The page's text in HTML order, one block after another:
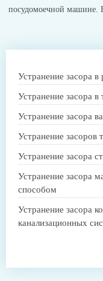
посудомоечной машине.
Устранение засора в
Устранение засора в
Устранение засора
Устранение засоров
Устранение засора
Устранение засора
способом
Устранение засора
канализационных